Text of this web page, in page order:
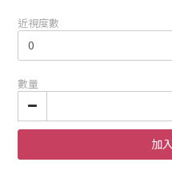
近視度數
數量
加